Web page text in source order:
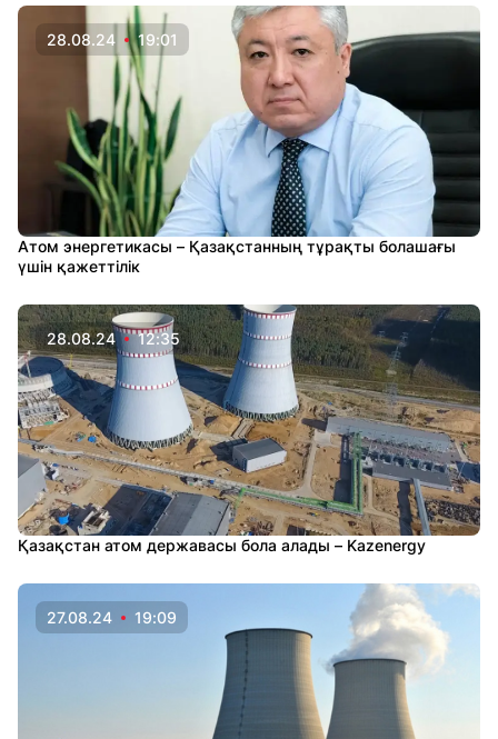
28.08.24 19:01
Атом энергетикасы – Қазақстанның тұрақты болашағы
үшін қажеттілік
28.08.24 12:35
Қазақстан атом державасы бола алады – Kazenergy
27.08.24 19:09